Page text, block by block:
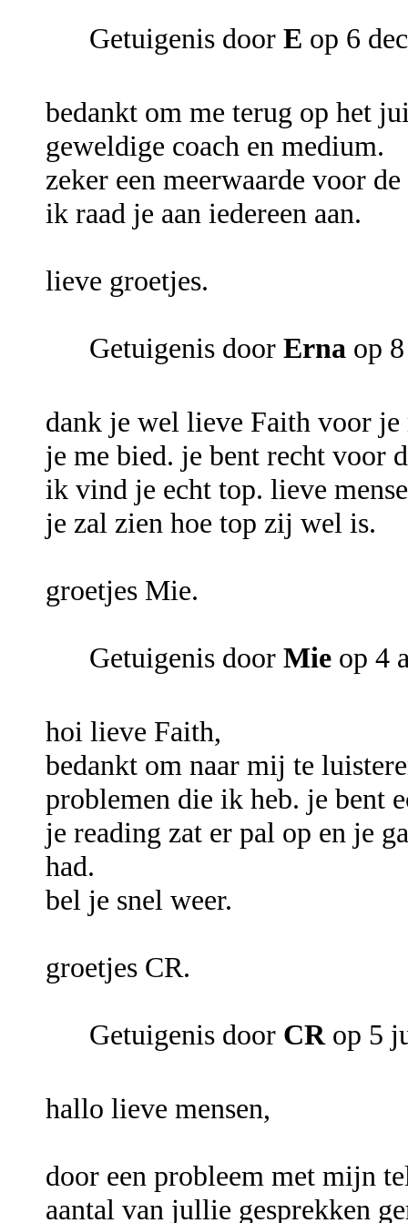
Getuigenis door E op 6
bedankt om me terug op het
geweldige coach en medium.
zeker een meerwaarde voor
ik raad je aan iedereen aan.
lieve groetjes.
Getuigenis door Erna op
dank je wel lieve Faith voor je
je me bied. je bent recht voor
ik vind je echt top. lieve
je zal zien hoe top zij wel is.
groetjes Mie.
Getuigenis door Mie op 4
hoi lieve Faith,
bedankt om naar mij te
problemen die ik heb. je bent
je reading zat er pal op en je
had.
bel je snel weer.
groetjes CR.
Getuigenis door CRop 5
hallo lieve mensen,
door een probleem met mijn
aantal van jullie gesprekken